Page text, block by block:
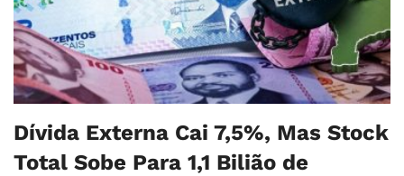
Dívida Externa Cai 7,5%, Mas Stock
Total Sobe Para 1,1 Bilião de